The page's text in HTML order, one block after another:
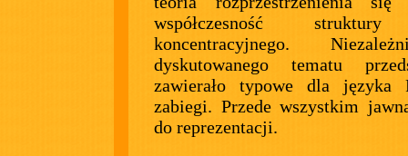
współczesność
koncentracyjnego.
dyskutowanego tematu
zawierało typowe dla języka
zabiegi. Przede wszystkim
do reprezentacji.